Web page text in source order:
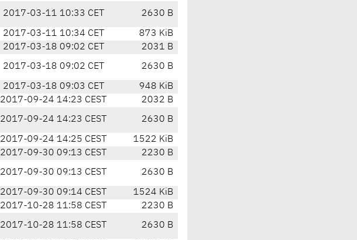
2017-03-11 10:33 CET 2630 B
2017-03-11 10:34 CET
873 KiB
2017-03-18 09:02 CET
2031 B
2017-03-18 09:02 CET 2630 B
2017-03-18 09:03 CET
948 KiB
2017-09-24 14:23 CEST
2032 B
2017-09-24 14:23 CEST 2630 B
2017-09-24 14:25 CEST
1522 KiB
2017-09-30 09:13 CEST
2230 B
2017-09-30 09:13 CEST 2630 B
2017-09-30 09:14 CEST
1524 KiB
2017-10-28 11:58 CEST
2230 B
2017-10-28 11:58 CEST 2630 B